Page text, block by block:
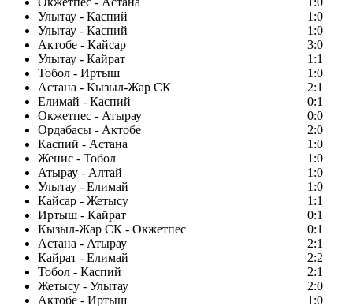
Улытау - Каспий
1:0
Улытау - Каспий
1:0
Актобе - Кайсар
3:0
Улытау - Кайрат
1:1
Тобол - Иртыш
1:0
Астана - Кызыл-Жар СК
2:1
Елимай - Каспий
0:1
Окжетпес - Атырау
0:0
Ордабасы - Актобе
2:0
Каспий - Астана
1:0
Женис - Тобол
1:0
Атырау - Алтай
1:0
Улытау - Елимай
1:0
Кайсар - Жетысу
1:1
Иртыш - Кайрат
0:1
Кызыл-Жар СК - Окжетпес
0:1
Астана - Атырау
2:1
Кайрат - Елимай
2:2
Тобол - Каспий
2:1
Жетысу - Улытау
2:0
Актобе - Иртыш
1:0